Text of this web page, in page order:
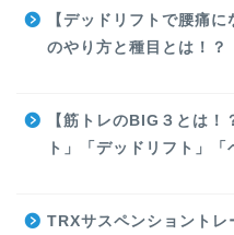
【デッドリフトで腰痛
のやり方と種目とは！？
【筋トレのBIG３とは！
ト」「デッドリフト」
TRXサスペンショントレ